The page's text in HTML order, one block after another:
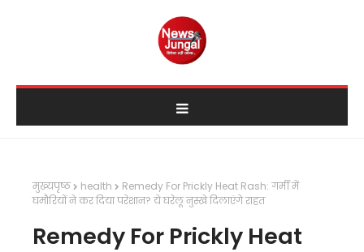
मुख्यपृष्ठ health
Remedy For Prickly Heat Rash: गर्मी में
घमौरियों ने कर दिया परेशान? ये घरेलू नुस्खे दिलाएंगे राहत
Remedy For Prickly Heat